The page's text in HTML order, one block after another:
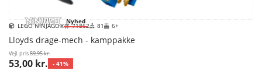
Nyhed
LEGO NINJAGO® 71862 81 6+
Lloyds drage-mech - kamppakke
Vejl. pris89,95 kr.
53,00 kr. - 41%